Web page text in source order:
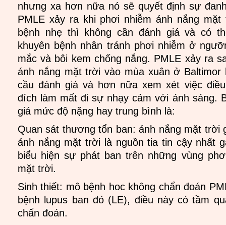
nhưng xa hơn nữa nó sẽ quyết định sự
PMLE xảy ra khi phơi nhiễm ánh nắng
bệnh nhẹ thì không cần đánh giá và có
khuyên bệnh nhân tránh phơi nhiễm ở
mắc và bôi kem chống nắng. PMLE xảy ra
ánh nắng mặt trời vào mùa xuân ở Baltimor
cầu đánh giá và hơn nữa xem xét việc
đích làm mất đi sự nhạy cảm với ánh sáng.
giá mức độ nặng hay trung bình là:
Quan sát thương tổn ban: ánh nắng mặt trời
ánh nắng mặt trời là nguồn tia tin cậy nhất
biểu hiện sự phát ban trên những vùng
mặt trời.
Sinh thiết: mô bệnh hoc không chẩn đoán
bệnh lupus ban đỏ (LE), điều này có tầm
chẩn đoán.